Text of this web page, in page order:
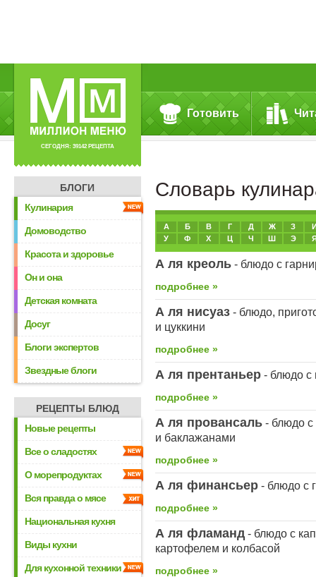
СЕГОДНЯ: 39142 РЕЦЕПТА
Готовить
БЛОГИ
Кулинария
Домоводство
Красота и здоровье
Он и она
Детская комната
Досуг
Блоги экспертов
Звездные блоги
РЕЦЕПТЫ БЛЮД
Новые рецепты
Все о сладостях
О морепродуктах
Вся правда о мясе
Национальная кухня
Виды кухни
Для кухонной техники
Словарь
Выберите
букву
А Б В Г Д Ж З
У
Ф Х Ц Ч Ш Э
А ля креоль - блюдо с
подробнее »
А ля нисуаз - блюдо,
и цуккини
подробнее »
А ля прентаньер - блюдо с
подробнее »
А ля провансаль - блюдо
и баклажанами
подробнее »
А ля финансьер - блюдо с
подробнее »
А ля фламанд - блюдо с
картофелем и колбасой
подробнее »